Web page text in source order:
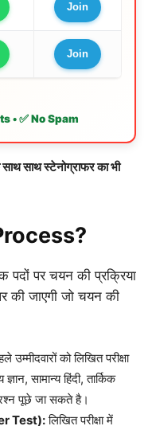
Join
Join
• ✅ No Spam
साथ स्टेनोग्राफर का भी
पदों पर चयन की प्रक्रिया
की जाएगी जो चयन की
को लिखित परीक्षा
सामान्य हिंदी, तार्किक
पूछे जा सकते है।
Test):लिखित परीक्षा में